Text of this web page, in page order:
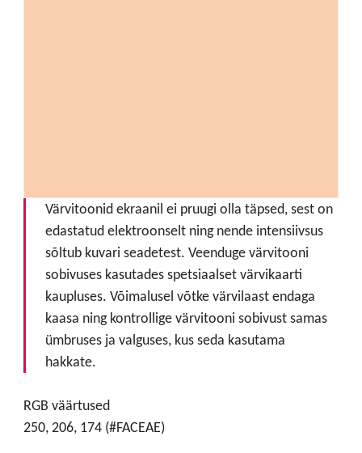
Värvitoonid ekraanil ei pruugi olla täpsed, sest on
edastatud elektroonselt ning nende intensiivsus
sõltub kuvari seadetest. Veenduge värvitooni
sobivuses kasutades spetsiaalset värvikaarti
kaupluses. Võimalusel võtke värvilaast endaga
kaasa ning kontrollige värvitooni sobivust samas
ümbruses ja valguses, kus seda kasutama
hakkate.
RGB väärtused
250, 206, 174 (#FACEAE)